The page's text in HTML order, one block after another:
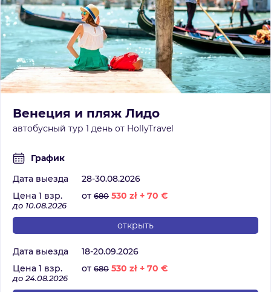
Венеция и пляж Лидо
автобусный тур 1 день от HollyTravel
График
Дата выезда
28-30.08.2026
Цена 1 взр.
от 680 530 zł + 70 €
до 10.08.2026
открыть
Дата выезда
18-20.09.2026
Цена 1 взр.
от 680 530 zł + 70 €
до 24.08.2026